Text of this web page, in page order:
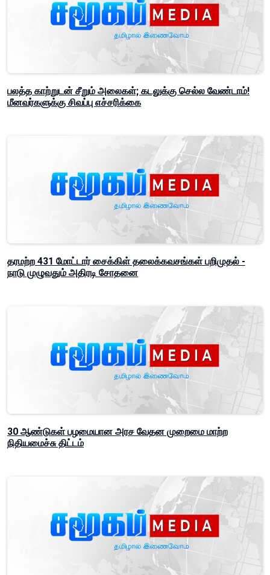
பலத்த காற்றுடன் சீறும் அலைகள்; கடலுக்கு செல்ல வேண்டாம்!
மீனவர்களுக்கு சிவப்பு எச்சரிக்கை
தரமற்ற 431 மோட்டார் சைக்கிள் தலைக்கவசங்கள் பறிமுதல் -
நாடு முழுவதும் அதிரடி சோதனை
30 ஆண்டுகள் பழமையான அரச வேதன முறைமை மாற்ற
நிதியமைச்சு திட்டம்